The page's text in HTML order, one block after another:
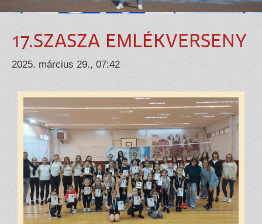
17.SZASZA EMLÉKVERSENY
2025. március 29., 07:42